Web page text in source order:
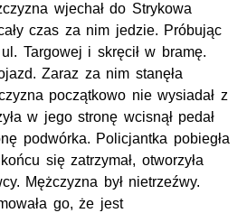
wjechał do Strykowa
czas za nim jedzie. Próbując
Targowej i skręcił w bramę.
Zaraz za nim stanęła
początkowo nie wysiadał z
w jego stronę wcisnął pedał
podwórka. Policjantka pobiegła
się zatrzymał, otworzyła
Mężczyzna był nietrzeźwy.
go, że jest